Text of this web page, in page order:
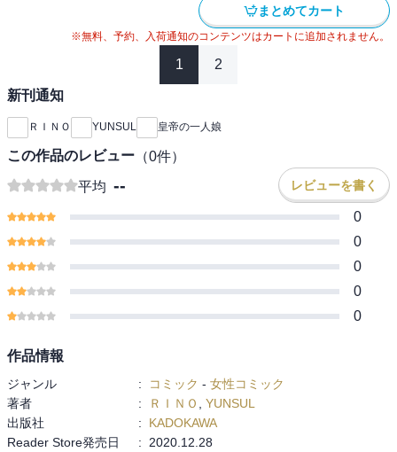
まとめてカート
※無料、予約、入荷通知のコンテンツはカートに追加されません。
1 2
新刊通知
ＲＩＮＯ YUNSUL 皇帝の一人娘
この作品のレビュー （0件）
平均 -- レビューを書く
0
0
0
0
0
作品情報
ジャンル : コミック - 女性コミック
著者
: ＲＩＮＯ
YUNSUL
出版社
:
KADOKAWA
Reader Store発売日
:
2020.12.28